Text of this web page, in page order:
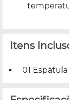
Itens
01